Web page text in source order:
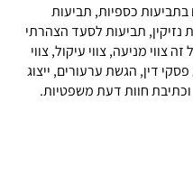
בתביעות כספיות, תביעות
נזיקין, תביעות לסעד הצהרתי
צווי מניעה, צווי עיקול, צווי
פסקי דין, הגשת ערעורים, ייצוג
וכתיבת חוות דעת משפטיות.